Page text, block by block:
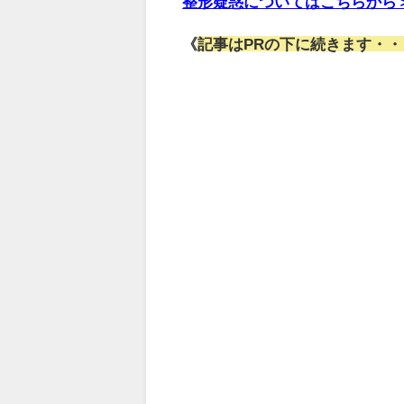
《記事はPRの下に続きます・・